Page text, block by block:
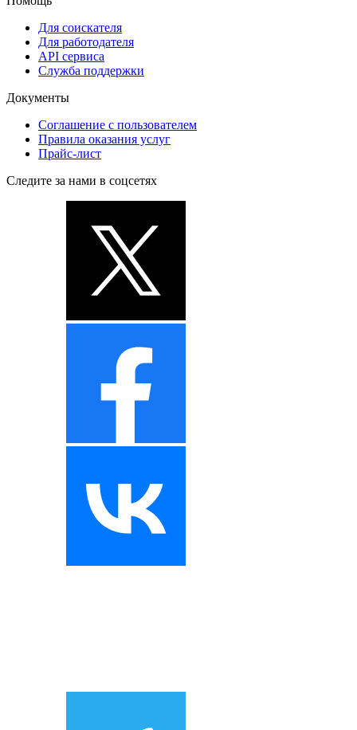
Для соискателя
Для работодателя
API сервиса
Служба поддержки
Документы
Соглашение с пользователем
Правила оказания услуг
Прайс-лист
Следите за нами в соцсетях